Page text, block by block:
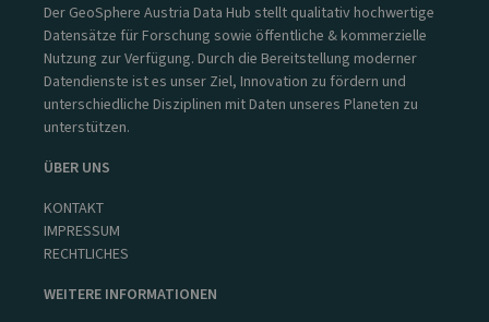
Der GeoSphere Austria Data Hub stellt qualitativ hochwertige
Datensätze für Forschung sowie öffentliche & kommerzielle
Nutzung zur Verfügung. Durch die Bereitstellung moderner
Datendienste ist es unser Ziel, Innovation zu fördern und
unterschiedliche Disziplinen mit Daten unseres Planeten zu
unterstützen.
ÜBER UNS
KONTAKT
IMPRESSUM
RECHTLICHES
WEITERE INFORMATIONEN